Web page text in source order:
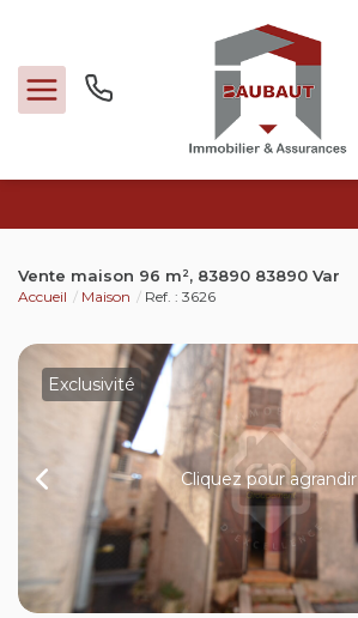
Locations
Expertise
Nos métiers
L'agence
Contact
Vente maison 96 m², 83890 83890 Var
Accueil Maison Ref. : 3626
Exclusivité
Cliquez pour agrandir